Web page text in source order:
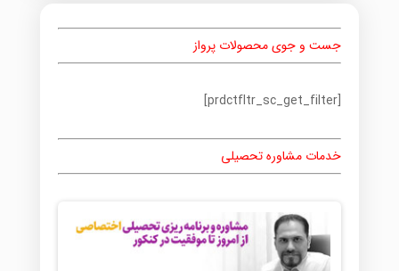
جست و جوی محصولات پرواز
[prdctfltr_sc_get_filter]
خدمات مشاوره تحصیلی